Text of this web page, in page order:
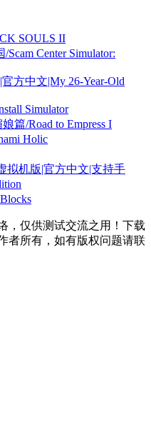
SOULS II
Center Simulator:
方中文|My 26-Year-Old
Simulator
篇/Road to Empress I
Holic
拟机版|官方中文|支持手
，仅供测试交流之用！下载
者所有，如有版权问题请联